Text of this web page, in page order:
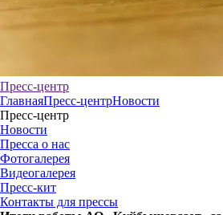
Пресс-центр
ГлавнаяПресс-центрНовости
Пресс-центр
Новости
Пресса о нас
Фотогалерея
Видеогалерея
Пресс-кит
Контакты для прессы